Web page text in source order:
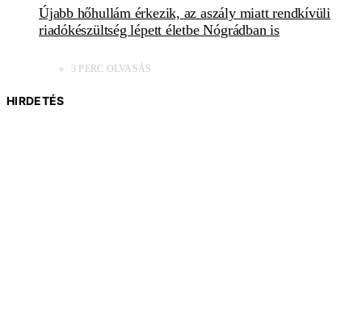
Újabb hőhullám érkezik, az aszály miatt rendkívüli
riadókészültség lépett életbe Nógrádban is
3 PERC OLVASÁS
HIRDETÉS